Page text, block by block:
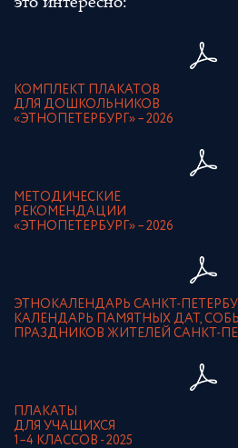
это интересно:
КОМПЛЕКТ ПЛАКАТОВ
ДЛЯ ДОШКОЛЬНИКОВ
«ЭТНОПЕТЕРБУРГ» – 2026
МЕТОДИЧЕСКИЕ
РЕКОМЕНДАЦИИ
«ЭТНОПЕТЕРБУРГ» – 2026
ЭТНОКАЛЕНДАРЬ САНКТ-
КАЛЕНДАРЬ ПАМЯТНЫХ ДАТ,
ПРАЗДНИКОВ ЖИТЕЛЕЙ САНКТ-
ПЛАКАТЫ
ДЛЯ УЧАЩИХСЯ
1–4 КЛАССОВ - 2025